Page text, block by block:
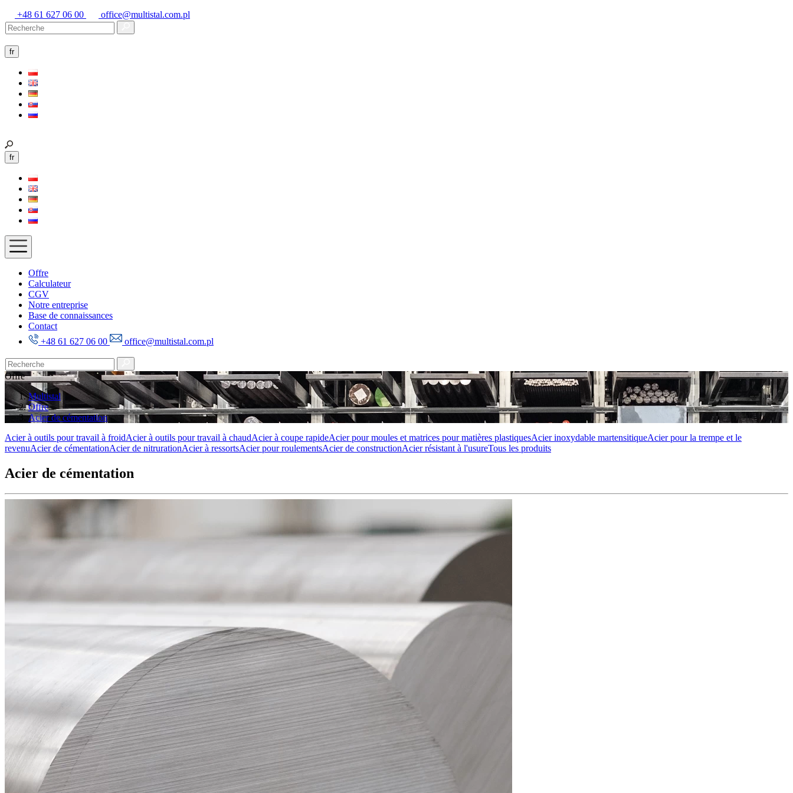
+48 61 627 06 00 office@multistal.com.pl
fr
fr
Offre
Calculateur
CGV
Notre entreprise
Base de connaissances
Contact
+48 61 627 06 00
office@multistal.com.pl
Offre
Multistal
Offre
Acier de cémentation
Acier à outils pour travail à froidAcier à outils pour travail à chaudAcier à coupe rapideAcier pour moules et matrices pour matières plastiquesAcier inoxydable martensitiqueAcier pour la trempe et le
revenuAcier de cémentationAcier de nitrurationAcier à ressortsAcier pour roulementsAcier de constructionAcier résistant à l'usureTous les produits
Acier de cémentation